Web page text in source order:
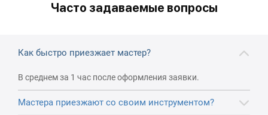
Часто задаваемые вопросы
Как быстро приезжает мастер?
В среднем за 1 час после оформления заявки.
Мастера приезжают со своим инструментом?